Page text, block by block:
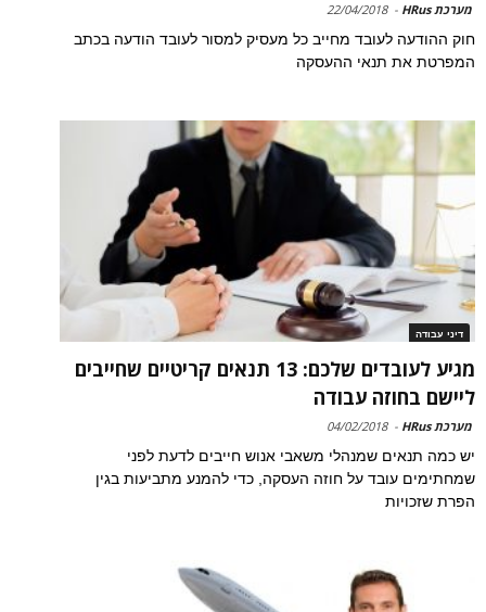
מערכת HRus -
22/04/2018
חוק ההודעה לעובד מחייב כל מעסיק למסור לעובד הודעה בכתב
המפרטת את תנאי ההעסקה
דיני עבודה
מגיע לעובדים שלכם: 13 תנאים קריטיים שחייבים
ליישם בחוזה עבודה
מערכת HRus -
04/02/2018
יש כמה תנאים שמנהלי משאבי אנוש חייבים לדעת לפני
שמחתימים עובד על חוזה העסקה, כדי להמנע מתביעות בגין
הפרת שזכויות